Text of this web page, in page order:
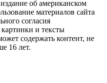
об американском
материалов cайта
согласия
и тексты
содержать контент, не
16 лет.